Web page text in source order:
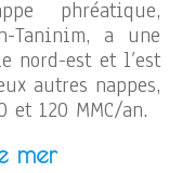
phréatique,
Taninim, a une
nord-est et l’est
autres nappes,
et 120 MMC/an.
mer